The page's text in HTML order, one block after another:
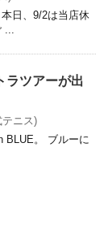
日、9/2は当店休
...
ラツアーが出
ニス)
BLUE。 ブルーに